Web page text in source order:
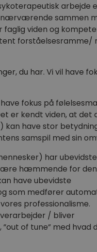
arbejde
sammen
faglig viden og
forståelsesramme/
du har. Vi vil have
fokus på
er kendt viden, at det
kan have stor
samspil med sin
har
hæmmende for den
have ubevidste
som medfører
professionalisme.
/ bliver
of tune” med hvad